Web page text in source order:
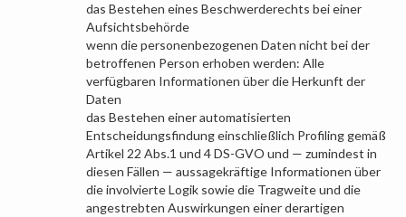
das Bestehen eines Beschwerderechts bei einer
Aufsichtsbehörde
wenn die personenbezogenen Daten nicht bei der
betroffenen Person erhoben werden: Alle
verfügbaren Informationen über die Herkunft der
Daten
das Bestehen einer automatisierten
Entscheidungsfindung einschließlich Profiling gemäß
Artikel 22 Abs.1 und 4 DS-GVO und — zumindest in
diesen Fällen — aussagekräftige Informationen über
die involvierte Logik sowie die Tragweite und die
angestrebten Auswirkungen einer derartigen